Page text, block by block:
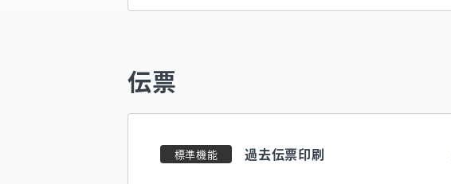
伝票
標準機能 過去伝票印刷